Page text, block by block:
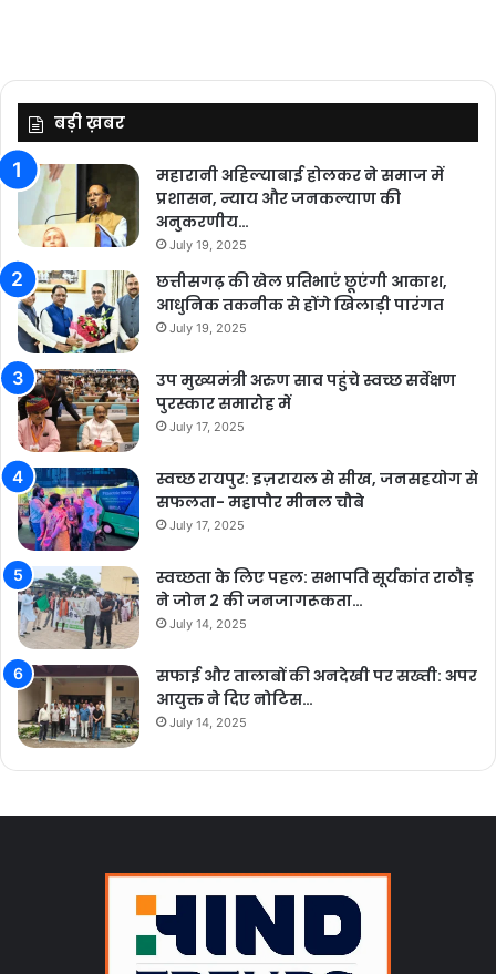
बड़ी ख़बर
महारानी अहिल्याबाई होलकर ने समाज में
प्रशासन, न्याय और जनकल्याण की
अनुकरणीय…
July 19, 2025
छत्तीसगढ़ की खेल प्रतिभाएं छूएंगी आकाश,
आधुनिक तकनीक से होंगे खिलाड़ी पारंगत
July 19, 2025
उप मुख्यमंत्री अरुण साव पहुंचे स्वच्छ सर्वेक्षण
पुरस्कार समारोह में
July 17, 2025
स्वच्छ रायपुर: इज़रायल से सीख, जनसहयोग से
सफलता- महापौर मीनल चौबे
July 17, 2025
स्वच्छता के लिए पहल: सभापति सूर्यकांत राठौड़
ने जोन 2 की जनजागरूकता…
July 14, 2025
सफाई और तालाबों की अनदेखी पर सख्ती: अपर
आयुक्त ने दिए नोटिस…
July 14, 2025